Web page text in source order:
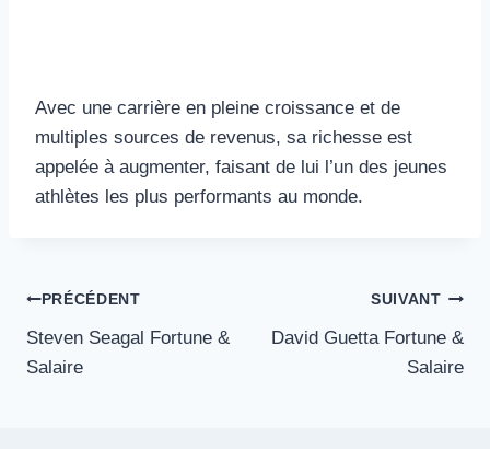
Avec une carrière en pleine croissance et de
multiples sources de revenus, sa richesse est
appelée à augmenter, faisant de lui l’un des jeunes
athlètes les plus performants au monde.
Navigation
de
PRÉCÉDENT
Steven Seagal Fortune &
Salaire
SUIVANT
David Guetta Fortune &
Salaire